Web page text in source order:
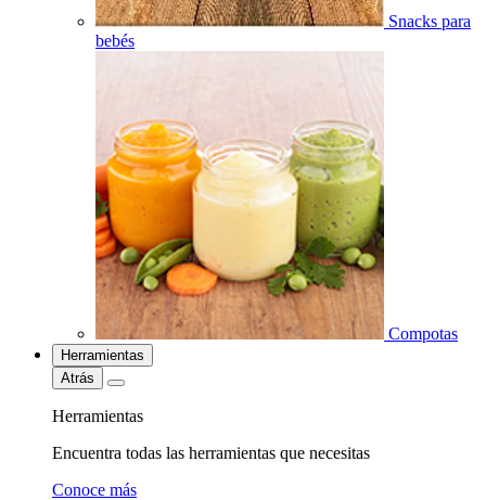
Snacks para
bebés
Compotas
Herramientas
Atrás
Herramientas
Encuentra todas las herramientas que necesitas
Conoce más